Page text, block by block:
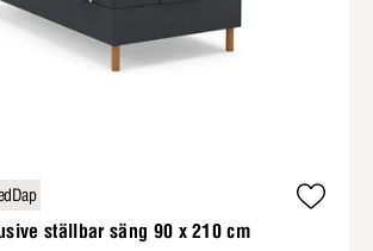
ställbar säng 90 x 210 cm